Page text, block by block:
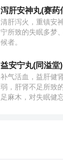
泻肝安神丸(赛药
清肝泻火，重镇安
宁所致的失眠多梦
候者。
益安宁丸(同溢堂)
补气活血，益肝健
弱，肝肾不足所致
足麻木，对失眠健